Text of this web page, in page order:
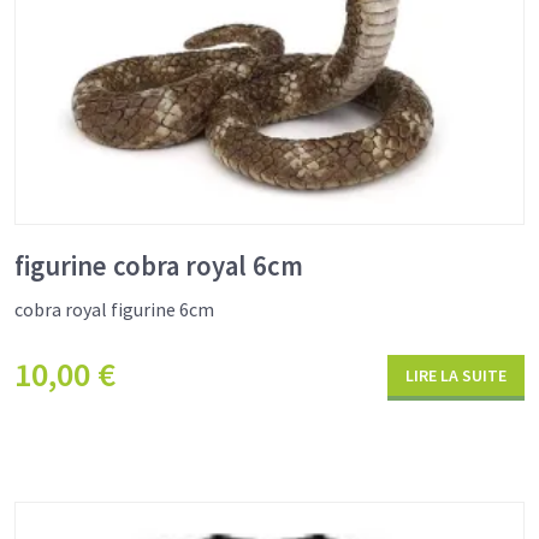
figurine cobra royal 6cm
cobra royal figurine 6cm
10,00€ LIRE LA SUITE